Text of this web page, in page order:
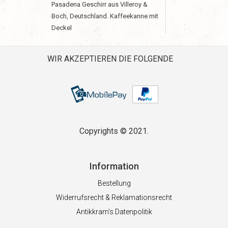
Pasadena Geschirr aus Villeroy &
Boch, Deutschland. Kaffeekanne mit
Deckel
WIR AKZEPTIEREN DIE FOLGENDE
Copyrights © 2021.
Information
Bestellung
Widerrufsrecht & Reklamationsrecht
Antikkram’s Datenpolitik